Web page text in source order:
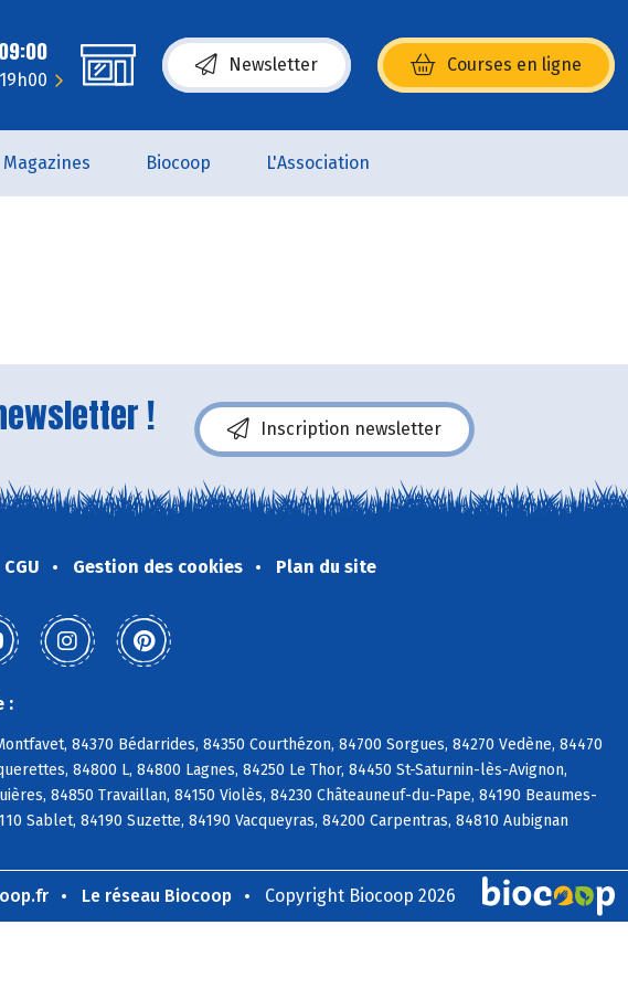
Newsletter Courses en ligne
(s’ouvre dans une nouvelle fenêtre)
Magazines Biocoop L'Association
! Inscription newsletter
CGU Gestion des cookies Plan du site
:
84370 Bédarrides, 84350 Courthézon, 84700 Sorgues, 84270 Vedène, 84470
84800 L, 84800 Lagnes, 84250 Le Thor, 84450 St-Saturnin-lès-Avignon,
84850 Travaillan, 84150 Violès, 84230 Châteauneuf-du-Pape, 84190 Beaumes-
Sablet, 84190 Suzette, 84190 Vacqueyras, 84200 Carpentras, 84810 Aubignan
Le réseau Biocoop Copyright Biocoop 2026